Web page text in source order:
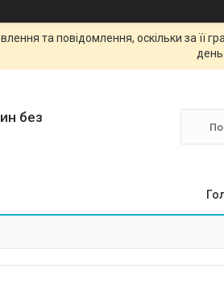
та повідомлення, оскільки за її
день.
без